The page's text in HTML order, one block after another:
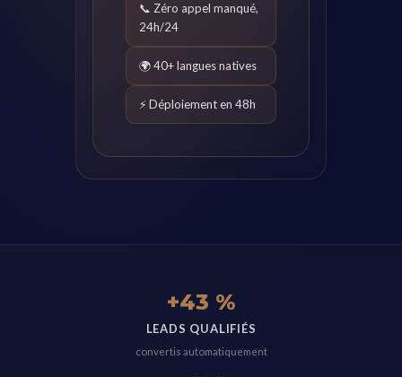
📞 Zéro appel manqué,
24h/24
🌍 40+ langues natives
⚡ Déploiement en 48h
+43 %
LEADS QUALIFIÉS
convertis automatiquement